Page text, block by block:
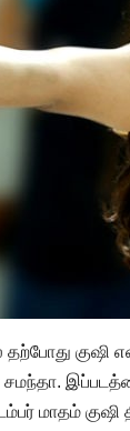
தற்போது குஷி
மாதம்